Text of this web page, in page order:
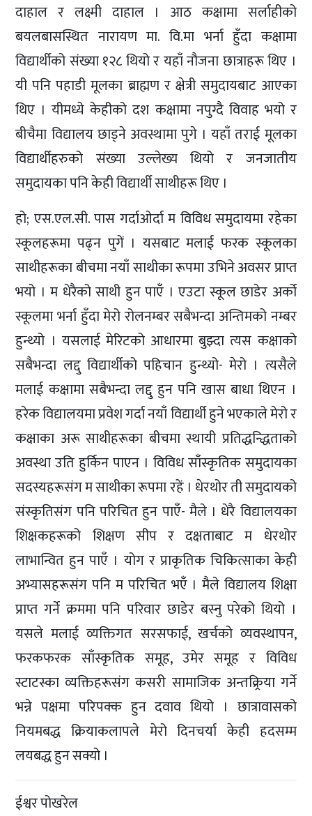
दाहाल र लक्ष्मी दाहाल । आठ कक्षामा सर्लाहीको
बयलबासस्थित नारायण मा. वि.मा भर्ना हुँदा कक्षामा
विद्यार्थीको संख्या १२८ थियो र यहाँ नौजना छात्राहरू थिए ।
यी पनि पहाडी मूलका ब्राह्मण र क्षेत्री समुदायबाट आएका
थिए । यीमध्ये केहीको दश कक्षामा नपुग्दै विवाह भयो र
बीचैमा विद्यालय छाड्ने अवस्थामा पुगे । यहाँ तराई मूलका
विद्यार्थीहरुको संख्या उल्लेख्य थियो र जनजातीय
समुदायका पनि केही विद्यार्थी साथीहरू थिए ।
हो; एस.एल.सी. पास गर्दाओर्दा म विविध समुदायमा रहेका
स्कूलहरूमा पढ्न पुगें । यसबाट मलाई फरक स्कूलका
साथीहरूका बीचमा नयाँ साथीका रूपमा उभिने अवसर प्राप्त
भयो । म धेरैको साथी हुन पाएँ । एउटा स्कूल छाडेर अर्को
स्कूलमा भर्ना हुँदा मेरो रोलनम्बर सबैभन्दा अन्तिमको नम्बर
हुन्थ्यो । यसलाई मेरिटको आधारमा बुझ्दा त्यस कक्षाको
सबैभन्दा लद्दु विद्यार्थीको पहिचान हुन्थ्यो- मेरो । त्यसैले
मलाई कक्षामा सबैभन्दा लद्दु हुन पनि खास बाधा थिएन ।
हरेक विद्यालयमा प्रवेश गर्दा नयाँ विद्यार्थी हुने भएकाले मेरो र
कक्षाका अरू साथीहरूका बीचमा स्थायी प्रतिद्धन्द्धिताको
अवस्था उति हुर्किन पाएन । विविध साँस्कृतिक समुदायका
सदस्यहरूसंग म साथीका रूपमा रहें । धेरथोर ती समुदायको
संस्कृतिसंग पनि परिचित हुन पाएँ- मैले । धेरै विद्यालयका
शिक्षकहरूको शिक्षण सीप र दक्षताबाट म धेरथोर
लाभान्वित हुन पाएँ । योग र प्राकृतिक चिकित्साका केही
अभ्यासहरूसंग पनि म परिचित भएँ । मैले विद्यालय शिक्षा
प्राप्त गर्ने क्रममा पनि परिवार छाडेर बस्नु परेको थियो ।
यसले मलाई व्यक्तिगत सरसफाई, खर्चको व्यवस्थापन,
फरकफरक साँस्कृतिक समूह, उमेर समूह र विविध
स्टाटस्का व्यक्तिहरूसंग कसरी सामाजिक अन्तक्र्रिया गर्ने
भन्ने पक्षमा परिपक्क हुन दवाव थियो । छात्रावासको
नियमबद्ध क्रियाकलापले मेरो दिनचर्या केही हदसम्म
लयबद्ध हुन सक्यो ।
ईश्वर पोखरेल